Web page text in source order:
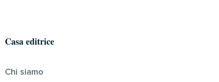
Casa editrice
Chi siamo